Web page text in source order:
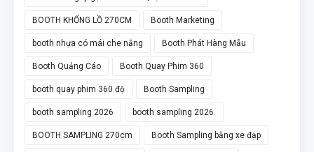
BOOTH KHỔNG LỒ 270CM Booth Marketing
booth nhựa có mái che nắng Booth Phát Hàng Mẫu
Booth Quảng Cáo Booth Quay Phim 360
booth quay phim 360 độ Booth Sampling
booth sampling 2026 booth sampling 2026.
BOOTH SAMPLING 270cm Booth Sampling bằng xe đạp